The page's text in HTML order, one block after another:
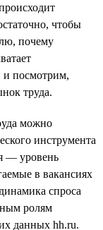
чтобы
почему
и посмотрим,
труда.
можно
инструмента
— уровень
в вакансиях
спроса
ролям
данных hh.ru.